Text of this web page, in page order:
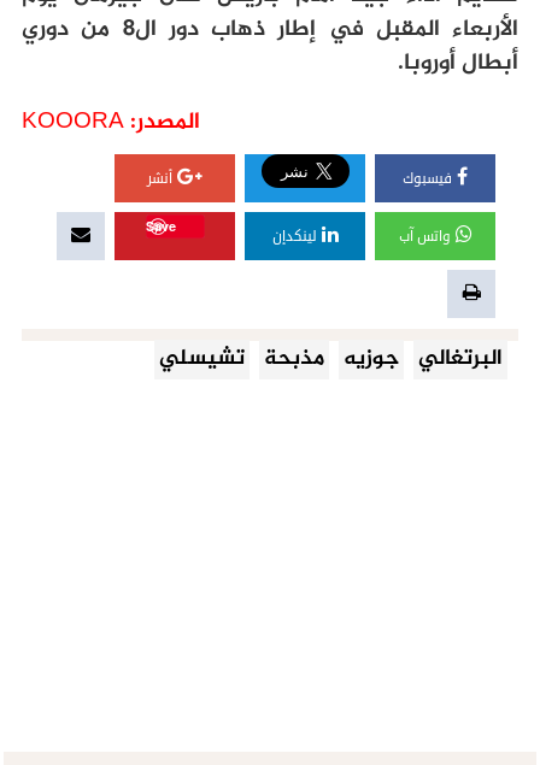
الأربعاء المقبل في إطار ذهاب دور ال8 من دوري
أبطال أوروبا.
المصدر: KOOORA
فيسبوك أنشر
واتس آب لينكدإن
Save
البرتغالي جوزيه مذبحة تشيسلي